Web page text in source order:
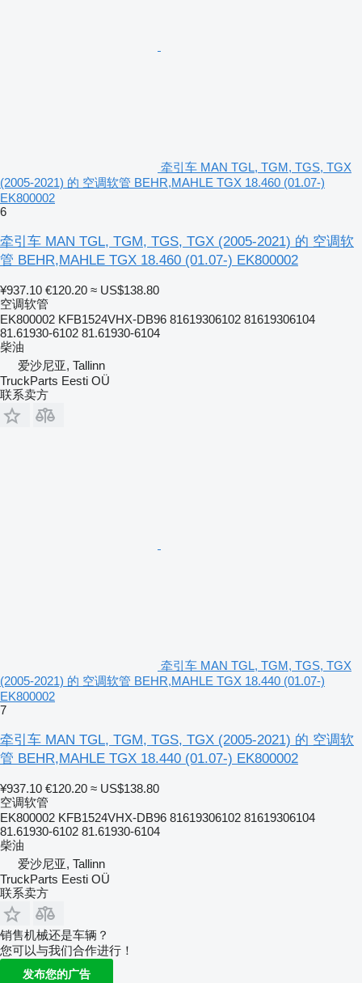
牵引车 MAN TGL, TGM, TGS, TGX
(2005-2021) 的 空调软管 BEHR,MAHLE TGX 18.460 (01.07-)
EK800002
6
牵引车 MAN TGL, TGM, TGS, TGX (2005-2021) 的 空调软
管 BEHR,MAHLE TGX 18.460 (01.07-) EK800002
¥937.10 €120.20 ≈ US$138.80
空调软管
EK800002 KFB1524VHX-DB96 81619306102 81619306104
81.61930-6102 81.61930-6104
柴油
爱沙尼亚, Tallinn
TruckParts Eesti OÜ
联系卖方
牵引车 MAN TGL, TGM, TGS, TGX
(2005-2021) 的 空调软管 BEHR,MAHLE TGX 18.440 (01.07-)
EK800002
7
牵引车 MAN TGL, TGM, TGS, TGX (2005-2021) 的 空调软
管 BEHR,MAHLE TGX 18.440 (01.07-) EK800002
¥937.10 €120.20 ≈ US$138.80
空调软管
EK800002 KFB1524VHX-DB96 81619306102 81619306104
81.61930-6102 81.61930-6104
柴油
爱沙尼亚, Tallinn
TruckParts Eesti OÜ
联系卖方
销售机械还是车辆？
您可以与我们合作进行！
发布您的广告